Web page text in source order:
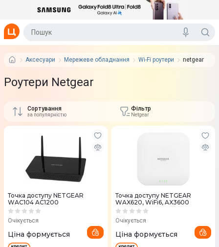
Аксесуари Мережеве обладнання Wi-Fi роутери netgear
Роутери Netgear
Сортування
за популярністю
Фільтр
Netgear
Точка доступу NETGEAR
WAC104 AC1200
Очікується
Ціна формується
Точка доступу NETGEAR
WAX620, WiFi6, AX3600
Очікується
Ціна формується